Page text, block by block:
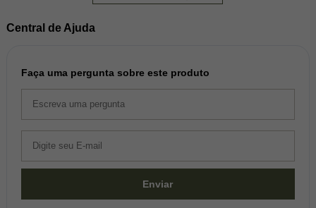
Central de Ajuda
Faça uma pergunta sobre este produto
Enviar